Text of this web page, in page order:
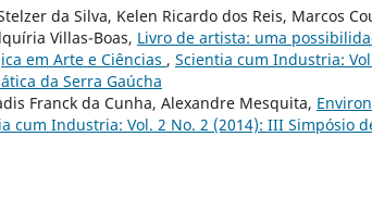
da Silva, Kelen Ricardo dos Reis, Marcos
Villas-Boas, Livro de artista: uma
em Arte e Ciências , Scientia cum Industria:
da Serra Gaúcha
Franck da Cunha, Alexandre Mesquita,
cum Industria: Vol. 2 No. 2 (2014): III Simpósio